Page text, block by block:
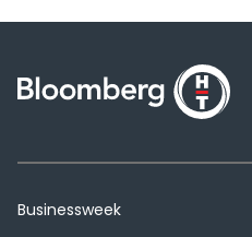
Businessweek